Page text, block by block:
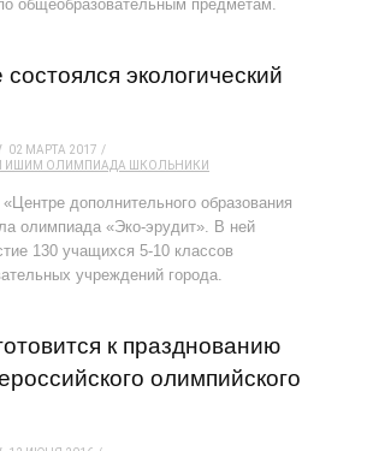
общеобразовательным предметам.
экологический
02 МАРТА 2017
ИШИМ ОЛИМПИАДА ШКОЛЬНИКИ
дополнительного образования
олимпиада «Эко-эрудит». В ней
130 учащихся 5-10 классов
учреждений города.
к празднованию
олимпийского